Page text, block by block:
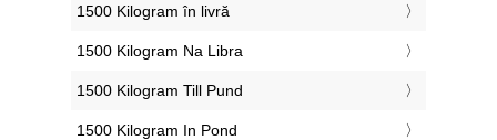
‎1500 Kilogram în livră
‎1500 Kilogram Na Libra
‎1500 Kilogram Till Pund
‎1500 Kilogram In Pond